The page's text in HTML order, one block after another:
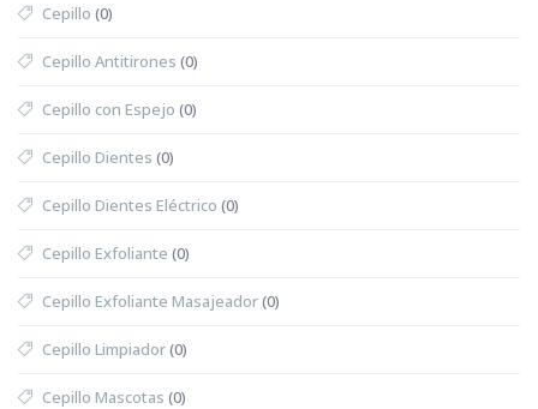
Cepillo (0)
Cepillo Antitirones (0)
Cepillo con Espejo (0)
Cepillo Dientes (0)
Cepillo Dientes Eléctrico (0)
Cepillo Exfoliante (0)
Cepillo Exfoliante Masajeador(0)
Cepillo Limpiador(0)
Cepillo Mascotas (0)